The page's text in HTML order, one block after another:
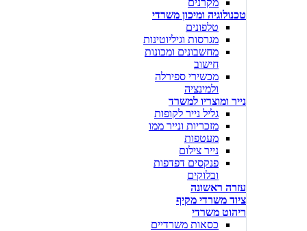
מקרנים
טכנולוגיה ומיכון משרדי
טלפונים
מגרסות וגיליוטינות
מחשבונים ומכונות
חישוב
מכשירי ספירלה
ולמינציה
נייר ומוצריו למשרד
גליל נייר לקופות
מזכריות ונייר ממו
מעטפות
נייר צילום
פנקסים דפדפות
ובלוקים
עזרה ראשונה
ציוד משרדי מקיף
ריהוט משרדי
כסאות משרדיים